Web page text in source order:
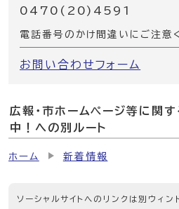
0470(20)4591
電話番号のかけ間違いにご注意
お問い合わせフォーム
広報・市ホームページ等に関
中！への別ルート
ホーム 新着情報
ソーシャルサイトへのリンクは別ウィン